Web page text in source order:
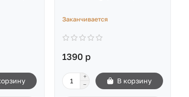
Заканчивается
1390 р
В корзину